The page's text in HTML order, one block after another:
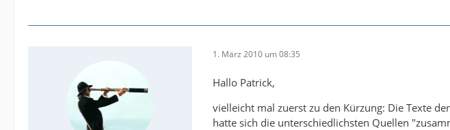
1. März 2010 um 08:35
Hallo Patrick,
vielleicht mal zuerst zu den Kürzung: Die Texte
hatte sich die unterschiedlichsten Quellen